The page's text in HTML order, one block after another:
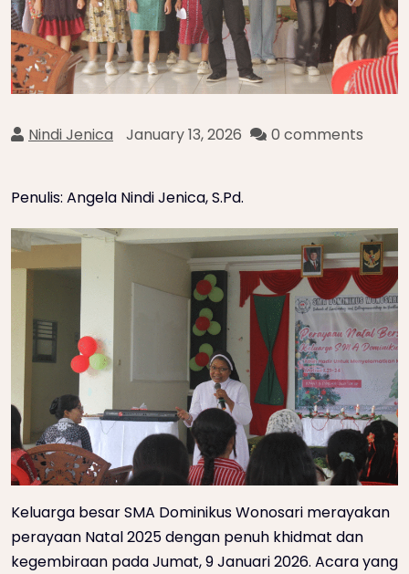
Nindi Jenica January 13, 2026 0 comments
Penulis: Angela Nindi Jenica, S.Pd.
Keluarga besar SMA Dominikus Wonosari merayakan
perayaan Natal 2025 dengan penuh khidmat dan
kegembiraan pada Jumat, 9 Januari 2026. Acara yang